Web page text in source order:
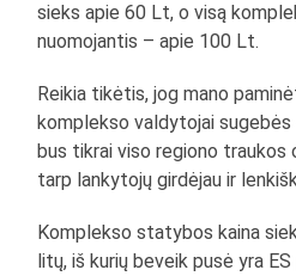
sieks apie 60 Lt, o visą
nuomojantis – apie 100 Lt.
Reikia tikėtis, jog mano
komplekso valdytojai
bus tikrai viso regiono traukos
tarp lankytojų girdėjau ir
Komplekso statybos kaina
litų, iš kurių beveik pusė yra